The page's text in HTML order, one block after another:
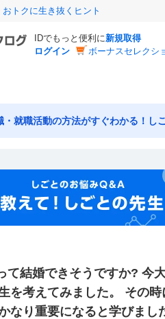
トクに生き抜くヒント
IDでもっと便利に新規取得
ログイン
ボーナスセレクシ
就職活動の方法がすぐわかる！し
て結婚できそうですか? 今
を考えてみました。 その
なり重要になると学びまし